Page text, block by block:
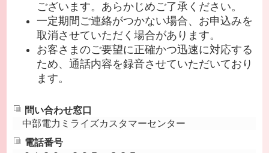
ございます。あらかじめご了承ください。
一定期間ご連絡がつかない場合、お申込みを
取消させていただく場合があります。
お客さまのご要望に正確かつ迅速に対応する
ため、通話内容を録音させていただいており
ます。
問い合わせ窓口
中部電力ミライズカスタマーセンター
電話番号